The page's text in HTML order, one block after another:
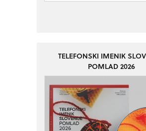
TELEFONSKI IMENIK
POMLAD 2026